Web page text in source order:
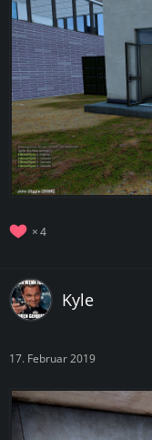
4
Kyle
17. Februar 2019